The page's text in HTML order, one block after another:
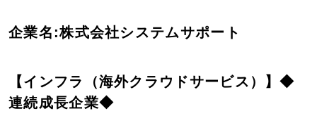
企業名:株式会社システムサポート
【インフラ（海外クラウドサービス）】◆
連続成長企業◆